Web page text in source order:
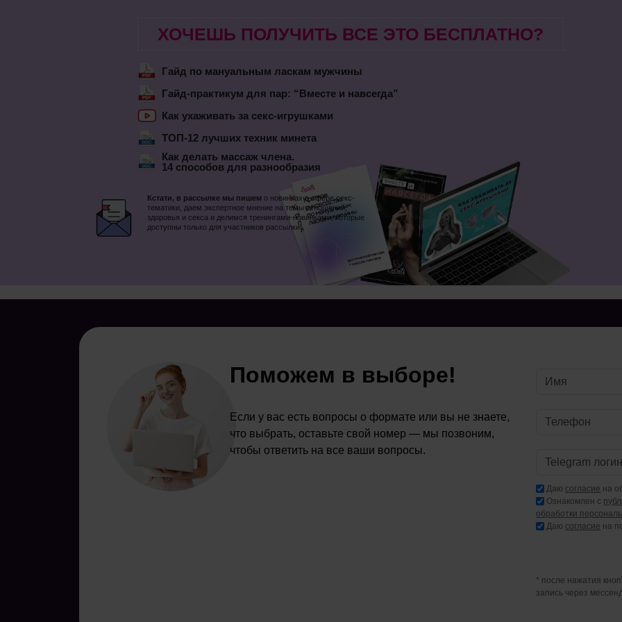
ХОЧЕШЬ ПОЛУЧИТЬ ВСЕ ЭТО БЕСПЛАТНО?
Гайд по мануальным ласкам мужчины
Гайд-практикум для пар: “Вместе и навсегда”
Как ухаживать за секс-игрушками
ТОП-12 лучших техник минета
Как делать массаж члена.
14 способов для разнообразия
Кстати, в рассылке мы пишем о новинках в сфере секс-
тематики, даем экспертное мнение на темы отношений,
здоровья и секса и делимся тренингами-новинками, которые
доступны только для участников рассылки!
Поможем в выборе!
Если у вас есть вопросы о формате или вы не знаете,
что выбрать, оставьте свой номер — мы позвоним,
чтобы ответить на все ваши вопросы.
Даю согласие на
Ознакомлен с
обработки
Даю согласие на
* после нажатия
запись через